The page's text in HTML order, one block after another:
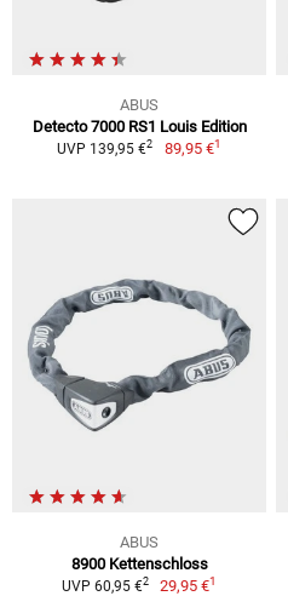
ABUS
Detecto 7000 RS1 Louis Edition
UVP 139,95 €2 89,95 €1
ABUS
8900 Kettenschloss
UVP 60,95 €2 29,95 €1